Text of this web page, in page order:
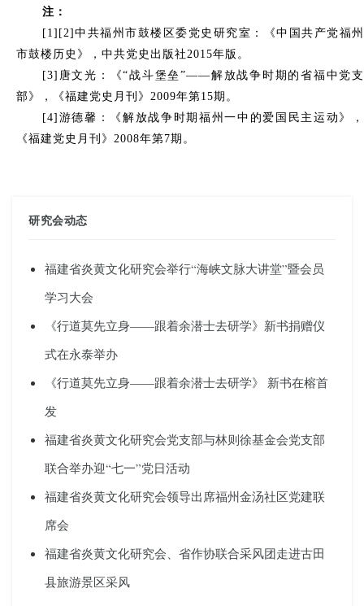
注：
[1][2]中共福州市鼓楼区委党史研究室：《中国共产党福州
市鼓楼历史》，中共党史出版社2015年版。
[3]唐文光：《“战斗堡垒”——解放战争时期的省福中党支
部》，《福建党史月刊》2009年第15期。
[4]游德馨：《解放战争时期福州一中的爱国民主运动》，
《福建党史月刊》2008年第7期。
研究会动态
福建省炎黄文化研究会举行“海峡文脉大讲堂”暨会员
学习大会
《行道莫先立身——跟着余潜士去研学》新书捐赠仪
式在永泰举办
《行道莫先立身——跟着余潜士去研学》 新书在榕首
发
福建省炎黄文化研究会党支部与林则徐基金会党支部
联合举办迎“七一”党日活动
福建省炎黄文化研究会领导出席福州金汤社区党建联
席会
福建省炎黄文化研究会、省作协联合采风团走进古田
县旅游景区采风